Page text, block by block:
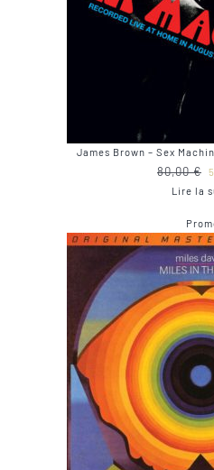
James Brown – Sex
80,00€
Lire la